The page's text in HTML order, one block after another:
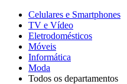
Celulares e Smartphones
TV e Vídeo
Eletrodomésticos
Móveis
Informática
Moda
Todos os departamentos